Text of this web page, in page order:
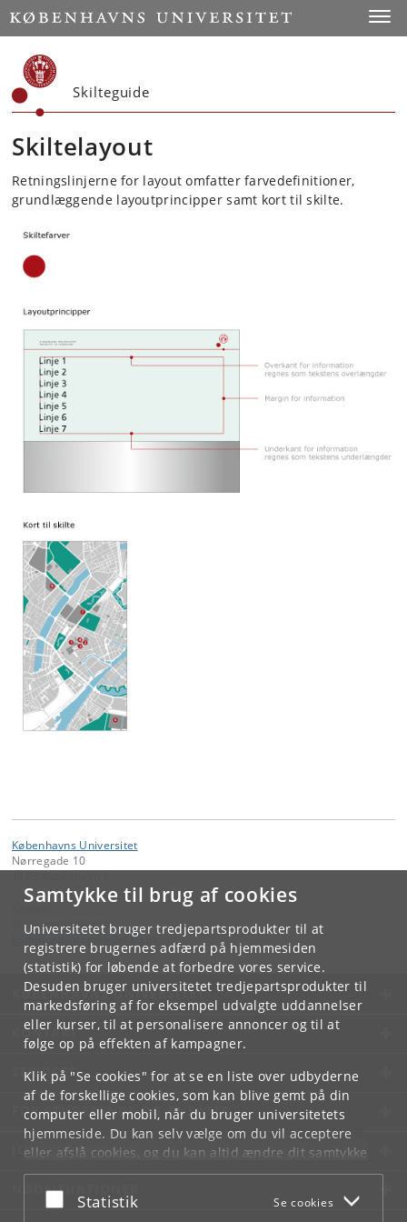
Samtykke til brug af cookies
Universitetet bruger tredjepartsprodukter til at
registrere brugernes adfærd på hjemmesiden
(statistik) for løbende at forbedre vores service.
Desuden bruger universitetet tredjepartsprodukter til
markedsføring af for eksempel udvalgte uddannelser
eller kurser, til at personalisere annoncer og til at
følge op på effekten af kampagner.
Klik på "Se cookies" for at se en liste over udbyderne
af de forskellige cookies, som kan blive gemt på din
computer eller mobil, når du bruger universitetets
hjemmeside. Du kan selv vælge om du vil acceptere
eller afslå cookies, og du kan altid ændre dit samtykke
underCookie- og privatlivspolitiksom du finder i
bunden af hver side.
Acceptér eller afslå
Statistik Se cookies
Start
Skilteguide
Skiltelayout
Retningslinjerne for layout omfatter farvedefinitioner,
grundlæggende layoutprincipper samt kort til skilte.
Københavns Universitet
Nørregade 10
KU Kommunikation
ku
KØBENHAVNS UNIVERSITET
KONTAKT
SERVICES
FOR STUDERENDE OG ANSATTE
JOB OG KARRIERE
NØDSITUATIONER